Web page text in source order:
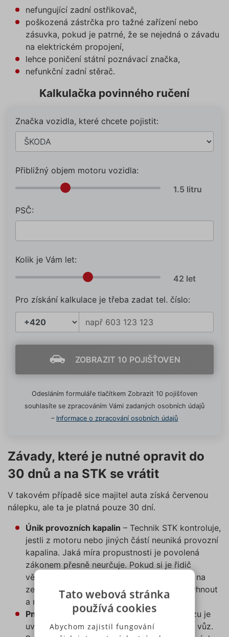
nefungující zadní ostřikovač,
poškozená zástrčka pro tažné zařízení nebo
zásuvka, pokud je patrné, že se nejedná o závadu
na elektrickém propojení,
lehce poničení státní poznávací značka,
nefunkční zadní stěrač.
Kalkulačka povinného ručení
Značka vozidla, které chcete pojistit:
Přibližný objem motoru vozidla:
PSČ:
Kolik je Vám let:
Pro získání kalkulace je třeba zadat tel. číslo:
ZOBRAZIT 10 POJIŠŤOVEN
Odesláním formuláře tlačítkem Zobrazit 10 pojišťoven
souhlasíte se zpracováním Vámi zadaných osobních údajů
– Informace o zpracování osobních údajů
Závady, které je nutné opravit do
30 dnů a na STK se vrátit
V takovém případě sice majitel auta získá červenou
nálepku, ale ta je platná pouze 30 dní.
Únik provozních kapalin – Technik STK kontroluje,
jestli z motoru nebo jiných částí neuniká provozní
kapalina. Jaká míra propustnosti je povolená
zákonem přesně neurčuje. Pokud si je řidič
vědom, že po odjezdu z parkovacího místa na
zemi zůstává mastný flek, měl by se STK vyhnout
a navštívit raději automechanika.
Pneumatiky – V každém technickém průkazu je
uvedeno, jaké pneumatiky má mít konkrétní vůz.
Tato webová stránka
používá cookies
Abychom zajistil fungování